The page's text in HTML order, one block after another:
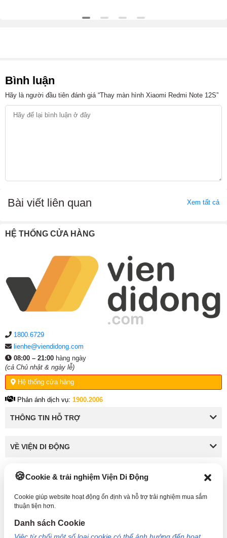
Cookie & trải nghiệm Viện Di Động
Cookie giúp website hoạt động ổn định và hỗ trợ trải nghiệm mua sắm
thuận tiện hơn.
Danh sách Cookie
Bình luận
Hãy là người đầu tiên đánh giá “Thay màn hình Xiaomi Redmi Note 12S”
Bài viết liên quan Xem tất cả
HỆ THỐNG CỬA HÀNG
1800.6729
lienhe@viendidong.com
08:00 – 21:00 hàng ngày
(cả Chủ nhật & ngày lễ)
Hệ thống cửa hàng
Phản ánh dịch vụ: 1900.2006
THÔNG TIN HỖ TRỢ
VỀ VIỆN DI ĐỘNG
KẾT NỐI VỚI VIỆN DI ĐỘNG